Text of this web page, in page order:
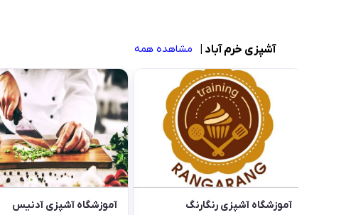
آشپزی خرم آباد مشاهده همه
آموزشگاه آشپزی رنگارنگ آموزشگاه آشپزی آدنیس